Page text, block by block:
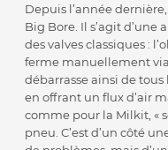
Depuis l’année
Big Bore. Il s’agit
des valves classiques :
ferme manuellement
débarrasse ainsi de tous
en offrant un flux d’air
comme pour la Milkit, «
pneu. C’est d’un côté